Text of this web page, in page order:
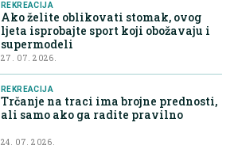
REKREACIJA
Ako želite oblikovati stomak, ovog
ljeta isprobajte sport koji obožavaju i
supermodeli
27. 07. 2026.
REKREACIJA
Trčanje na traci ima brojne prednosti,
ali samo ako ga radite pravilno
24. 07. 2026.